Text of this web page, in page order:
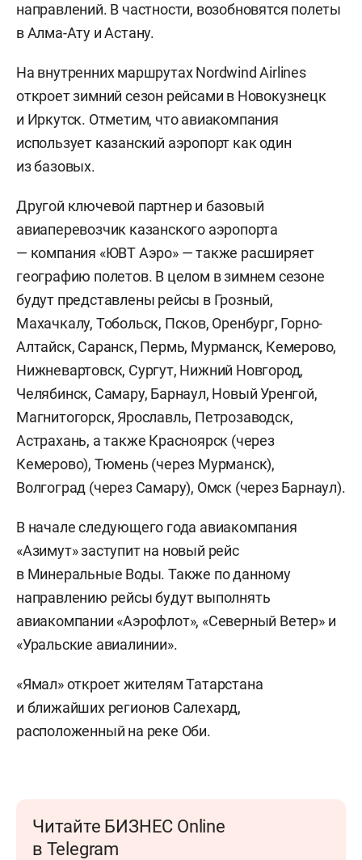
направлений. В частности, возобновятся полеты
в Алма-Ату и Астану.
На внутренних маршрутах Nordwind Airlines
откроет зимний сезон рейсами в Новокузнецк
и Иркутск. Отметим, что авиакомпания
использует казанский аэропорт как один
из базовых.
Другой ключевой партнер и базовый
авиаперевозчик казанского аэропорта
— компания «ЮВТ Аэро» — также расширяет
географию полетов. В целом в зимнем сезоне
будут представлены рейсы в Грозный,
Махачкалу, Тобольск, Псков, Оренбург, Горно-
Алтайск, Саранск, Пермь, Мурманск, Кемерово,
Нижневартовск, Сургут, Нижний Новгород,
Челябинск, Самару, Барнаул, Новый Уренгой,
Магнитогорск, Ярославль, Петрозаводск,
Астрахань, а также Красноярск (через
Кемерово), Тюмень (через Мурманск),
Волгоград (через Самару), Омск (через Барнаул).
В начале следующего года авиакомпания
«Азимут» заступит на новый рейс
в Минеральные Воды. Также по данному
направлению рейсы будут выполнять
авиакомпании «Аэрофлот», «Северный Ветер» и
«Уральские авиалинии».
«Ямал» откроет жителям Татарстана
и ближайших регионов Салехард,
расположенный на реке Оби.
Читайте БИЗНЕС Online
в Telegram